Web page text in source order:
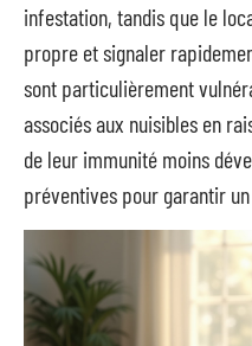
infestation, tandis que le
propre et signaler
sont particulièrement
associés aux nuisibles en
de leur immunité moins
préventives pour garantir